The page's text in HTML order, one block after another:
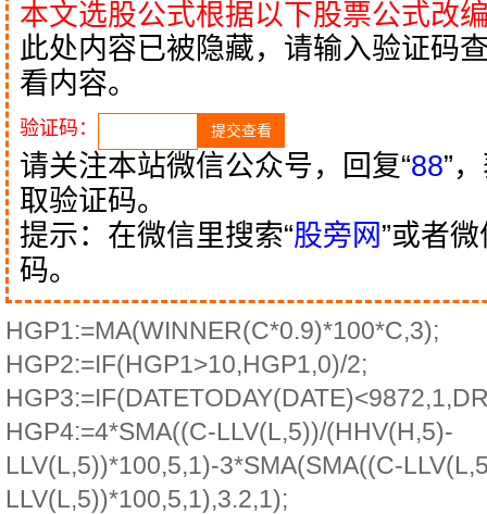
本文选股公式根据以下股票公式改
此处内容已被隐藏，请输入验证码
看内容。
验证码：
请关注本站微信公众号，回复“88”
取验证码。
提示：在微信里搜索“股旁网 ”或者
码。
HGP1:=MA(WINNER(C*0.9)*100*C,3);
HGP2:=IF(HGP1>10,HGP1,0)/2;
HGP4:=4*SMA((C-LLV(L,5))/(HHV(H,5)-
LLV(L,5))*100,5,1)-3*SMA(SMA((C-
LLV(L,5))*100,5,1),3.2,1);